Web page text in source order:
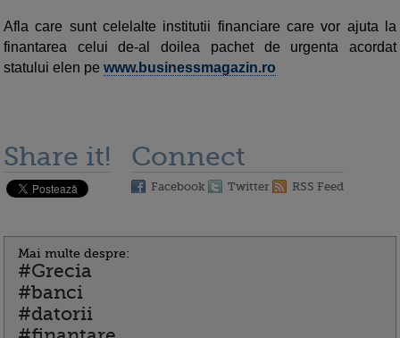
Afla care sunt celelalte institutii financiare care vor ajuta la
finantarea celui de-al doilea pachet de urgenta acordat
statului elen pe www.businessmagazin.ro
Share it! Connect
Facebook Twitter RSS Feed
Mai multe despre:
#Grecia
#banci
#datorii